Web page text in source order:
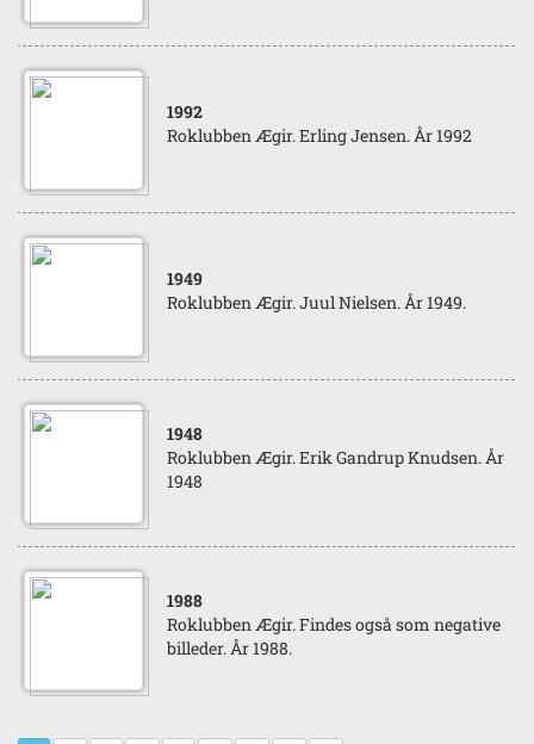
1992
Roklubben Ægir. Erling Jensen. År 1992
1949
Roklubben Ægir. Juul Nielsen. År 1949.
1948
Roklubben Ægir. Erik Gandrup Knudsen. År
1948
1988
Roklubben Ægir. Findes også som negative
billeder. År 1988.